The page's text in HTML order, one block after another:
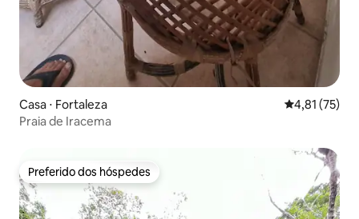
Casa ⋅ Fortaleza 4,81 de uma
4,81 (75)
Praia de Iracema
Preferido dos hóspedes
Preferido dos hóspedes